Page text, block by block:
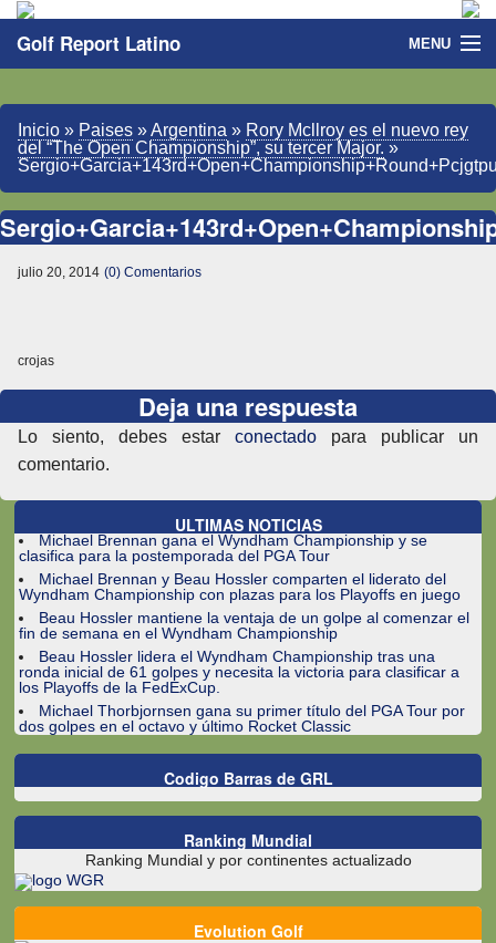
Golf Report Latino MENU
Noticias
Categorias
Inicio » Paises »Argentina » Rory Mcllroy es el nuevo rey
del “The Open Championship”, su tercer Major. »
julio 20, 2014 (0) Comentarios
crojas
Deja una respuesta
Lo siento, debes estar conectado para publicar un
comentario.
ULTIMAS NOTICIAS
Michael Brennan gana el Wyndham Championship y se
clasifica para la postemporada del PGA Tour
Michael Brennan y Beau Hossler comparten el liderato del
Wyndham Championship con plazas para los Playoffs en juego
Beau Hossler mantiene la ventaja de un golpe al comenzar el
fin de semana en el Wyndham Championship
Beau Hossler lidera el Wyndham Championship tras una
ronda inicial de 61 golpes y necesita la victoria para clasificar a
los Playoffs de la FedExCup.
Michael Thorbjornsen gana su primer título del PGA Tour por
dos golpes en el octavo y último Rocket Classic
Codigo Barras de GRL
Ranking Mundial
Ranking Mundial y por continentes actualizado
Evolution Golf